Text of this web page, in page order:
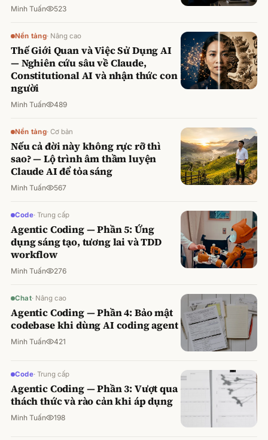
Minh Tuấn 523
Nền tảng· Nâng cao
Thế Giới Quan và Việc Sử Dụng AI
— Nghiên cứu sâu về Claude,
Constitutional AI và nhận thức con
người
Minh Tuấn 489
Nền tảng· Cơ bản
Nếu cả đời này không rực rỡ thì
sao? — Lộ trình âm thầm luyện
Claude AI để tỏa sáng
Minh Tuấn 567
Code· Trung cấp
Agentic Coding — Phần 5: Ứng
dụng sáng tạo, tương lai và TDD
workflow
Minh Tuấn 276
Chat· Nâng cao
Agentic Coding — Phần 4: Bảo mật
codebase khi dùng AI coding agent
Minh Tuấn 421
Code· Trung cấp
Agentic Coding — Phần 3: Vượt qua
thách thức và rào cản khi áp dụng
Minh Tuấn 198